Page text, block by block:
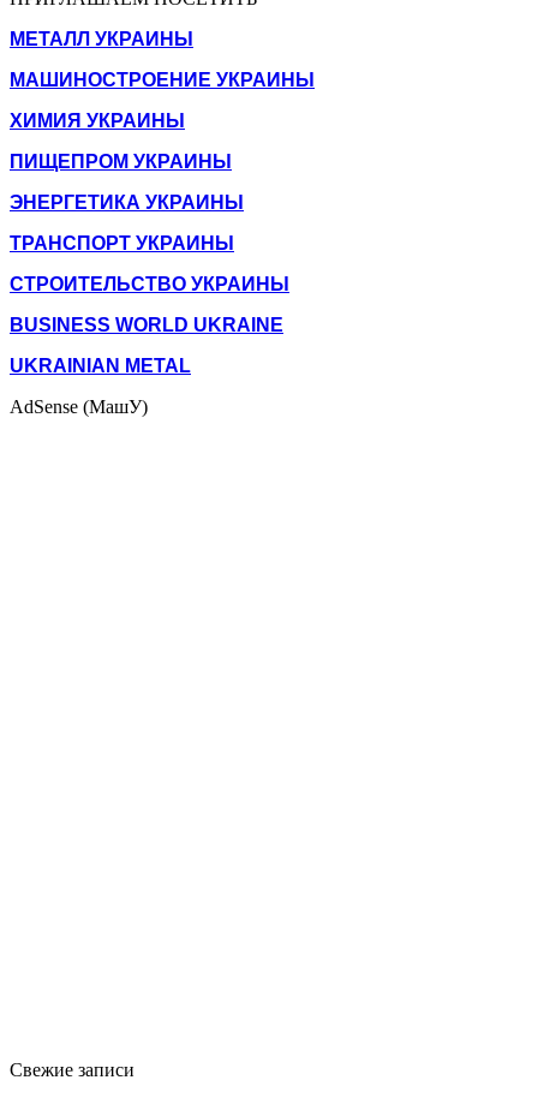
МЕТАЛЛ УКРАИНЫ
МАШИНОСТРОЕНИЕ УКРАИНЫ
ХИМИЯ УКРАИНЫ
ПИЩЕПРОМ УКРАИНЫ
ЭНЕРГЕТИКА УКРАИНЫ
ТРАНСПОРТ УКРАИНЫ
СТРОИТЕЛЬСТВО УКРАИНЫ
BUSINESS WORLD UKRAINE
UKRAINIAN METAL
AdSense (МашУ)
Свежие записи